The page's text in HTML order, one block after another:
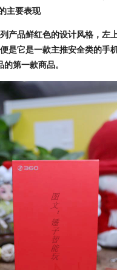
主要表现
产品鲜红色的设计风格，左
是它是一款主推安全类的手
第一款商品。